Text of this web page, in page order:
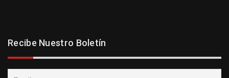
Recibe Nuestro Boletín